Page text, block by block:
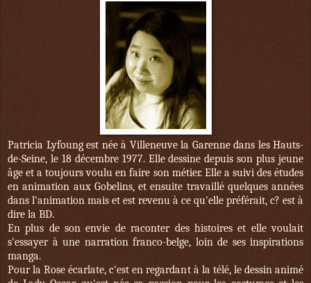
Patricia Lyfoung est née à Villeneuve la Garenne dans les Hauts-
de-Seine, le 18 décembre 1977. Elle dessine depuis son plus jeune
âge et a toujours voulu en faire son métier. Elle a suivi des études
en animation aux Gobelins, et ensuite travaillé quelques années
dans l'animation mais et est revenu à ce qu'elle préférait, c? est à
dire la BD.
En plus de son envie de raconter des histoires et elle voulait
s'essayer à une narration franco-belge, loin de ses inspirations
manga.
Pour la Rose écarlate, c'est en regardant à la télé, le dessin animé